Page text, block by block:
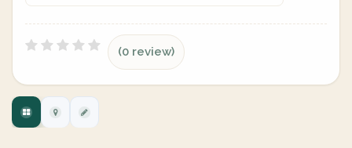
(0 review)